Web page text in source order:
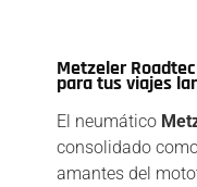
Metzeler
para tus viajes
El neumático
consolidado
amantes del